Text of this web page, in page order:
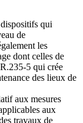
qui
de
les
dont celles de
5 qui crée
des lieux de
aux mesures
aux
travaux de